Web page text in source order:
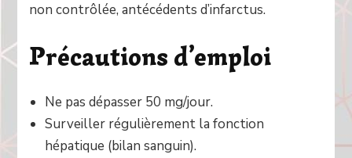
non contrôlée, antécédents d’infarctus.
Précautions d’emploi
Ne pas dépasser 50 mg/jour.
Surveiller régulièrement la fonction
hépatique (bilan sanguin).